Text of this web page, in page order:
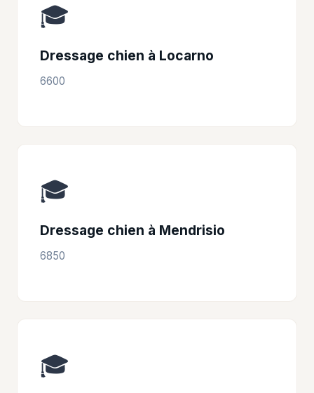
🎓
Dressage chien à Locarno
6600
🎓
Dressage chien à Mendrisio
6850
🎓